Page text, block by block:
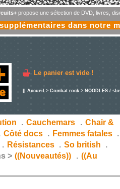
propose une sélection de DVD, livres,
dans notre
Le panier est vide !
Accueil > Combat rock > NOODLES /
. Cauchemars . Chair &
Côté docs . Femmes fatales
.
. Résistances . So british
.
> ((Nouveautés)) . ((Au